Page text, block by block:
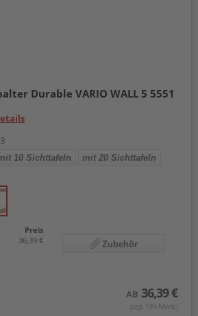
Durable VARIO WALL 5 5551
10 Sichttafeln mit 20 Sichttafeln
Preis
36,39 € Zubehör
AB 36,39 €
(zzgl. 19% Mwst.)